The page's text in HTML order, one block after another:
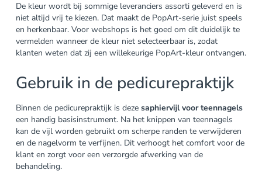
De kleur wordt bij sommige leveranciers assorti geleverd en is
niet altijd vrij te kiezen. Dat maakt de PopArt-serie juist speels
en herkenbaar. Voor webshops is het goed om dit duidelijk te
vermelden wanneer de kleur niet selecteerbaar is, zodat
klanten weten dat zij een willekeurige PopArt-kleur ontvangen.
Gebruik in de pedicurepraktijk
Binnen de pedicurepraktijk is deze saphiervijl voor teennagels
een handig basisinstrument. Na het knippen van teennagels
kan de vijl worden gebruikt om scherpe randen te verwijderen
en de nagelvorm te verfijnen. Dit verhoogt het comfort voor de
klant en zorgt voor een verzorgde afwerking van de
behandeling.